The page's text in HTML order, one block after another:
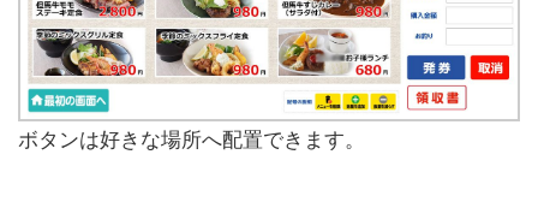
ボタンは好きな場所へ配置できます。